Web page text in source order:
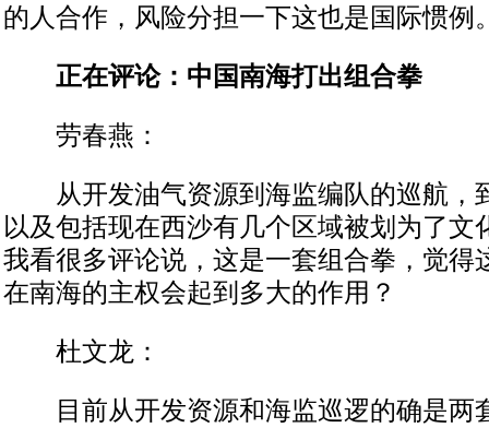
的人合作，风险分担一下这也是国际惯例
正在评论：中国南海打出组合拳
劳春燕：
从开发油气资源到海监编队的巡航，
以及包括现在西沙有几个区域被划为了文
我看很多评论说，这是一套组合拳，觉得
在南海的主权会起到多大的作用？
杜文龙：
目前从开发资源和海监巡逻的确是两